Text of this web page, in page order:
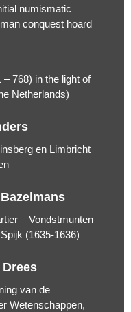
numismatic
conquest hoard
768) in the light of
Netherlands)
en Limbricht
– Vondstmunten
(1635-1636)
van de
Wetenschappen,